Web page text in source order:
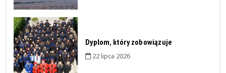
Dyplom, który zobowiązuje
22 lipca 2026